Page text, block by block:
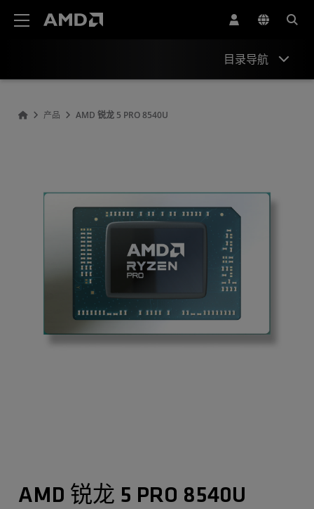
目录导航
产品 AMD 锐龙 5 PRO 8540U
AMD 锐龙 5 PRO 8540U